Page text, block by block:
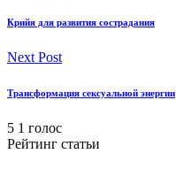
Крийя для развития сострадания
Next Post
Трансформация сексуальной энергии
5 1 голос
Рейтинг статьи